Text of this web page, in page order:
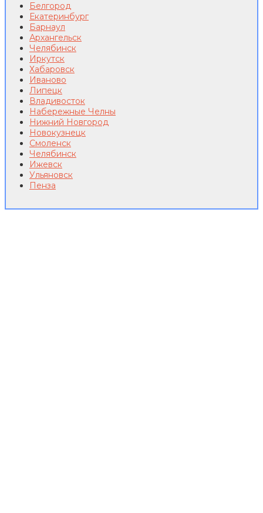
Белгород
Екатеринбург
Барнаул
Архангельск
Челябинск
Иркутск
Хабаровск
Иваново
Липецк
Владивосток
Набережные Челны
Нижний Новгород
Новокузнецк
Смоленск
Челябинск
Ижевск
Ульяновск
Пенза